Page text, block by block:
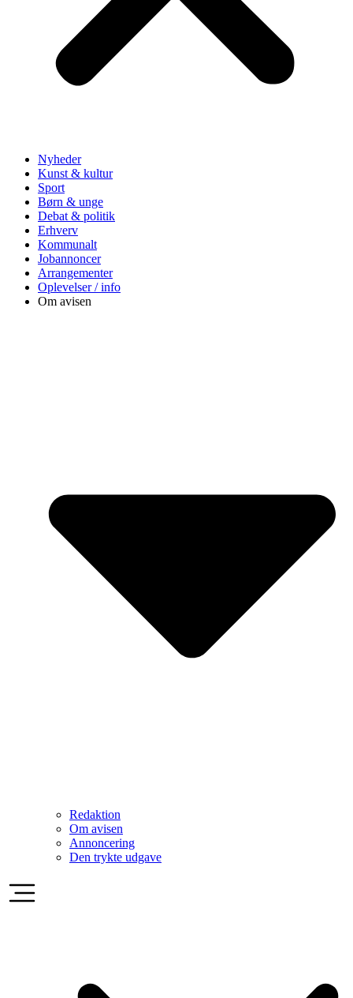
Nyheder
Kunst & kultur
Sport
Børn & unge
Debat & politik
Erhverv
Kommunalt
Jobannoncer
Arrangementer
Oplevelser / info
Om avisen
Redaktion
Om avisen
Annoncering
Den trykte udgave